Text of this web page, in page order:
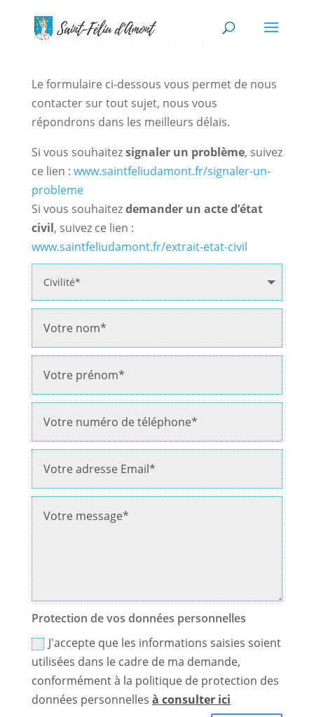
Formulaire de contact
Le formulaire ci-dessous vous permet de nous
contacter sur tout sujet, nous vous
répondrons dans les meilleurs délais.
Si vous souhaitezsignaler un problème, suivez
ce lien : www.saintfeliudamont.fr/signaler-un-
probleme
Si vous souhaitezdemander un acte d’état
civil, suivez ce lien :
www.saintfeliudamont.fr/extrait-etat-civil
Protection de vos données personnelles
J'accepte que les informations saisies soient
utilisées dans le cadre de ma demande,
conformément à la politique de protection des
données personnellesà consulter ici